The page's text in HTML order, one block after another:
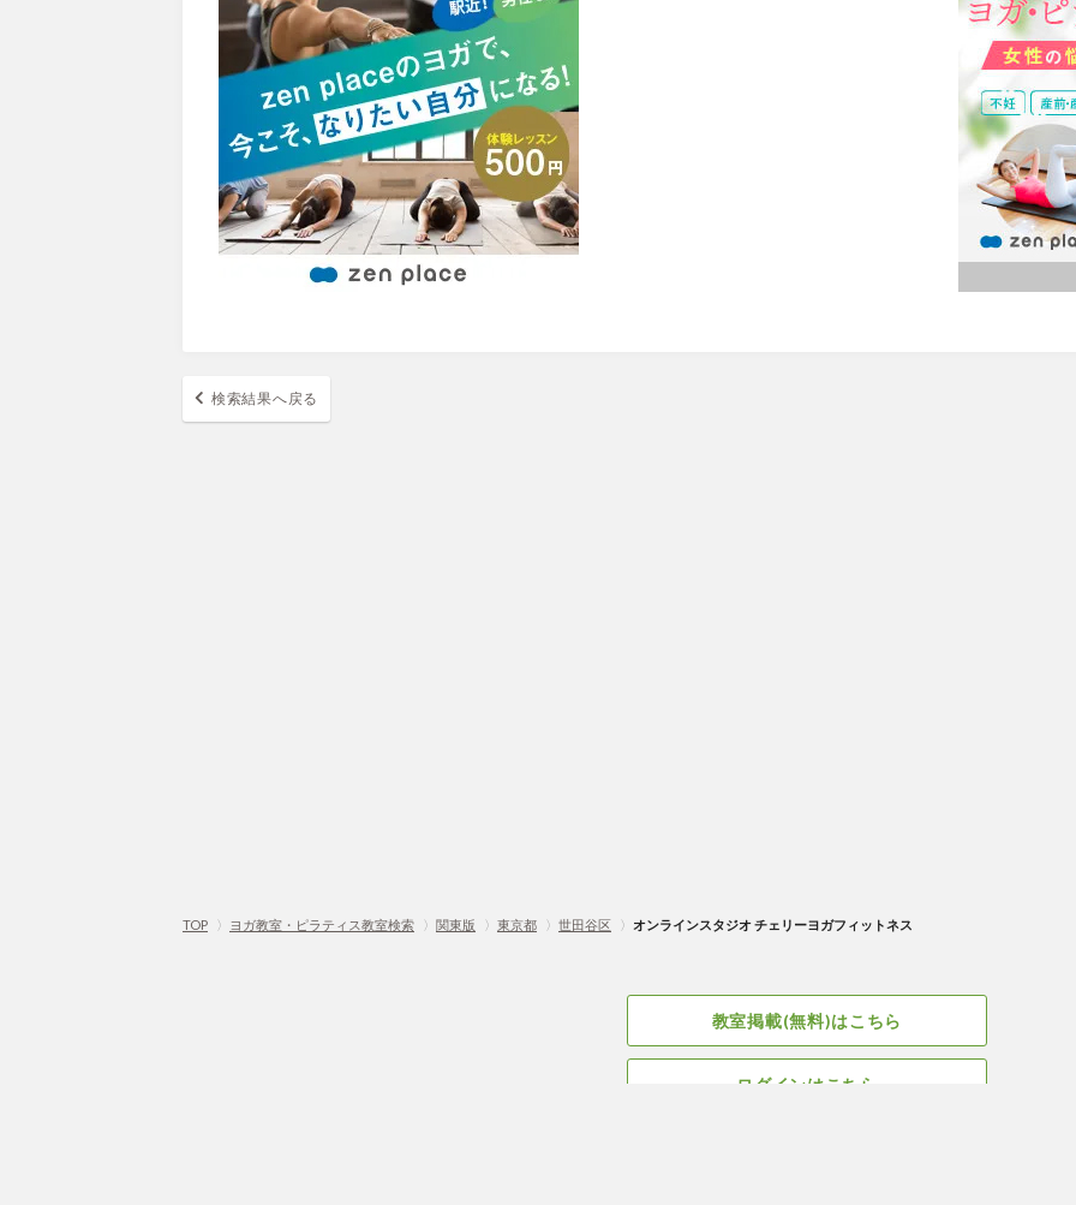
検索結果へ戻る
TOP 〉 ヨガ教室・ピラティス教室検索 〉 関東版 〉 東京都 〉 世田谷区 〉 オンラインスタジオ チェリーヨガフィットネス
教室掲載(無料)はこちら
ログインはこちら